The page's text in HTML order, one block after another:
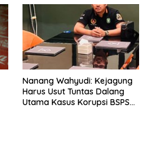
Nanang Wahyudi: Kejagung
Harus Usut Tuntas Dalang
Utama Kasus Korupsi BSPS